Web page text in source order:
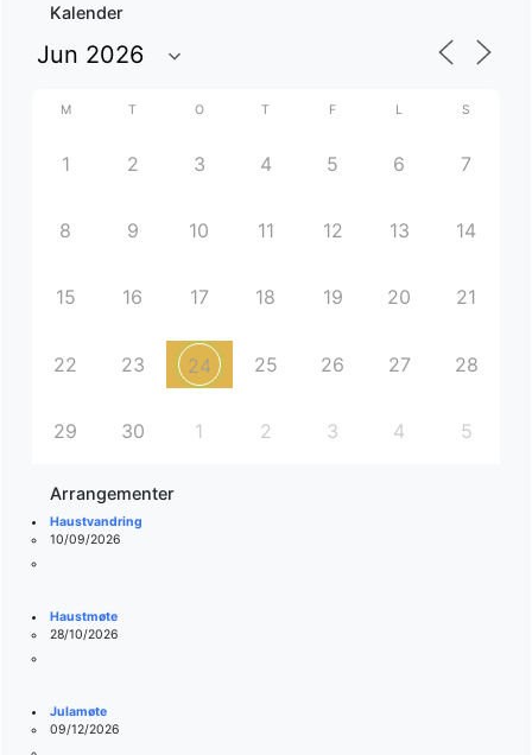
Kalender
M T O T F L S
1 2 3 4 5 6 7
8 9 10 11 12 13 14
15 16 17 18 19 20 21
22 23 24 25 26 27 28
29 30 1 2 3 4 5
Arrangementer
Haustvandring
10/09/2026
Haustmøte
28/10/2026
Julamøte
09/12/2026